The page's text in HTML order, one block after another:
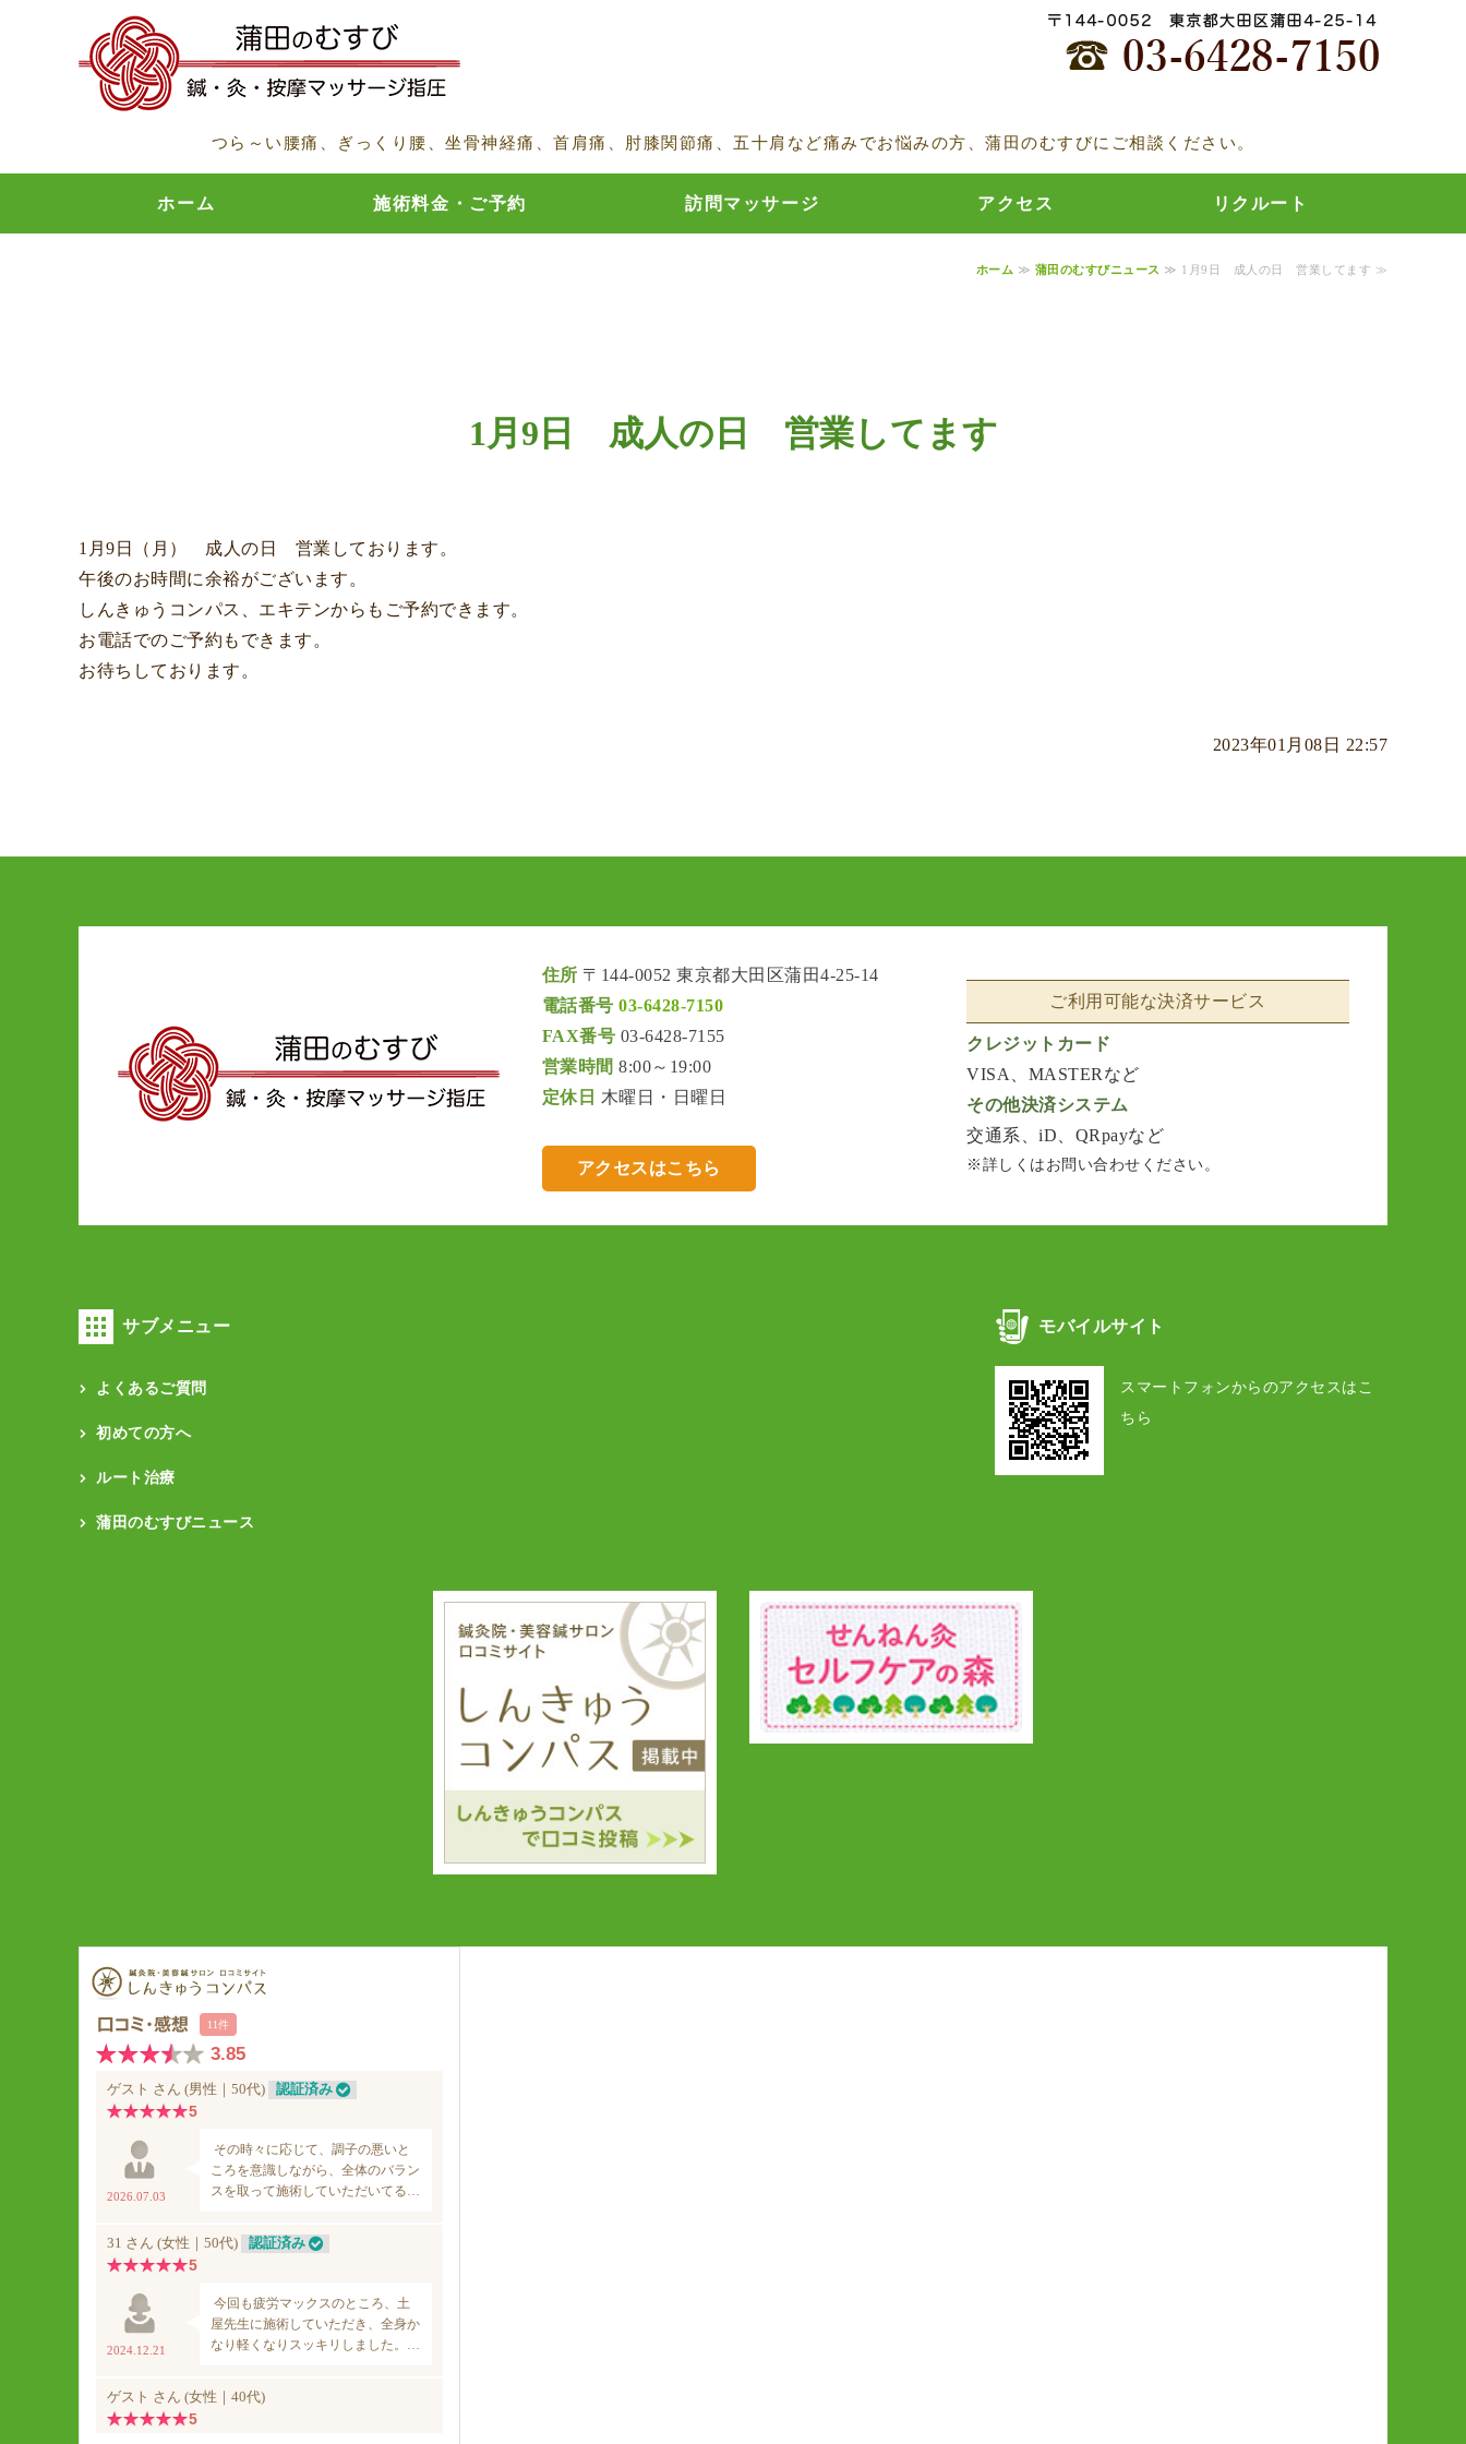
つら～い腰痛、ぎっくり腰、坐骨神経痛、首肩痛、肘膝関節痛、五十肩など痛みでお悩みの方、蒲田のむすびにご相談ください。
ホーム 施術料金・ご予約 訪問マッサージ アクセス リクルート
ホーム ≫ 蒲田のむすびニュース ≫ 1月9日 成人の日 営業してます ≫
1月9日 成人の日 営業してます
1月9日（月） 成人の日 営業しております。
午後のお時間に余裕がございます。
しんきゅうコンパス、エキテンからもご予約できます。
お電話でのご予約もできます。
お待ちしております。
2023年01月08日 22:57
住所 〒144-0052 東京都大田区蒲田4-25-14
電話番号 03-6428-7150
FAX番号 03-6428-7155
営業時間 8:00～19:00
定休日 木曜日・日曜日
アクセスはこちら
ご利用可能な決済サービス
クレジットカード
VISA、MASTERなど
その他決済システム
交通系、iD、QRpayなど
※詳しくはお問い合わせください。
サブメニュー
よくあるご質問
初めての方へ
ルート治療
蒲田のむすびニュース
モバイルサイト
スマートフォンからのアクセスはこ
ちら